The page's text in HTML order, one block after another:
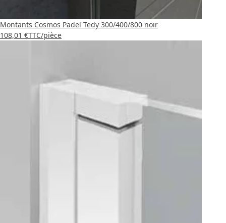
Montants Cosmos Padel Tedy 300/400/800 noir
108,01 €TTC/pièce